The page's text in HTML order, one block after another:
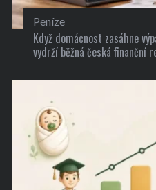
Peníze
Když domácnost zasáhne
vydrží běžná česká finanční